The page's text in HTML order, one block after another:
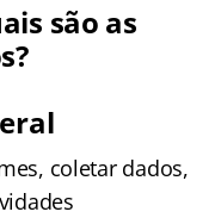
são as
coletar dados,